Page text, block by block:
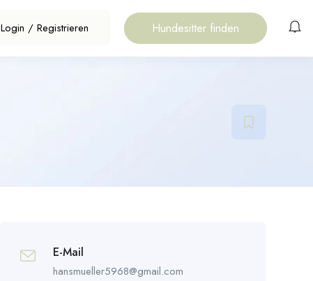
Login / Registrieren Hundesitter finden
E-Mail
hansmueller5968@gmail.com